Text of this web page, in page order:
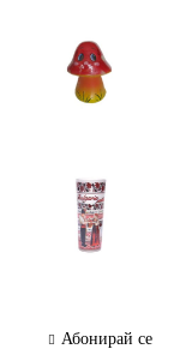
Абонирай се